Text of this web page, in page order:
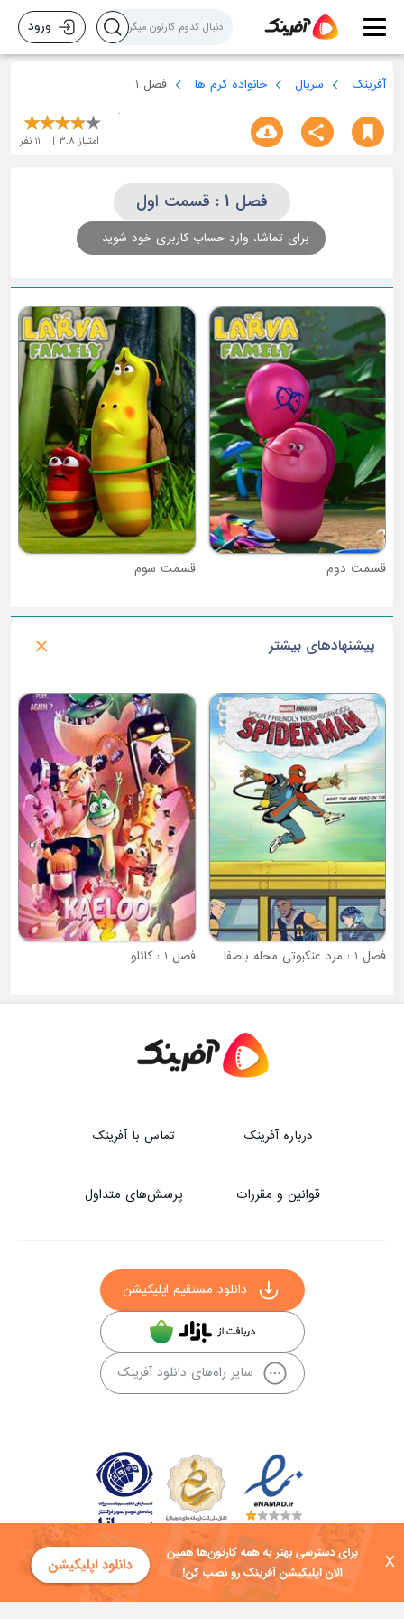
X
ورود
آفرینک سریال خانواده کرم ها فصل 1
امتیاز 3.8
11 نفر
فصل 1 : قسمت اول
برای تماشا، وارد حساب کاربری خود شوید
قسمت سوم
قسمت چهارم
پیشنهادهای بیشتر
فصل 1 : مرد عنکبوتی محله باصفای شما فصل 1 : کائلو
فصل 1 : تام و جری گوکو
درباره آفرینک تماس با آفرینک
قوانین و مقررات پرسش‌های متداول
دانلود مستقیم اپلیکیشن
سایر راه‌های دانلود آفرینک
کلیه حقوق این سایت به شرکت توسعه فناوی هفت آسمان توکان تعلق دارد و